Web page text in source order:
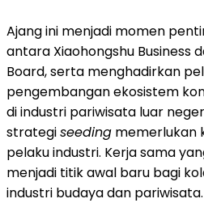
Ajang ini menjadi momen
antara Xiaohongshu Business
Board, serta menghadirkan
pengembangan ekosistem
di industri pariwisata luar
strategiseeding memerlukan
pelaku industri. Kerja sama
menjadi titik awal baru bagi
industri budaya dan pariwisata.